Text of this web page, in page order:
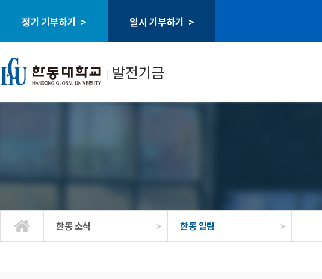
정기 기부하기 > 일시 기부하기 >
ㅣ 발전기금
한동 소식 > 한동 알림 >